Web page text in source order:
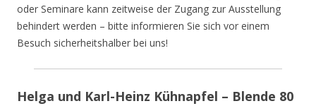
oder Seminare kann zeitweise der Zugang zur Ausstellung
behindert werden – bitte informieren Sie sich vor einem
Besuch sicherheitshalber bei uns!
Helga und Karl-Heinz Kühnapfel – Blende 80